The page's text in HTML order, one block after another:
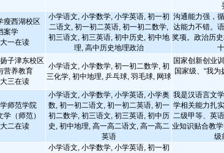
瘦西湖校区
案学
一在读
小学语文, 小学数学, 小学英语, 初一初
二语文, 初一初二英语, 初一初二数学,
初三语文, 初三英语, 初中历史, 初中地
理, 高中历史地理政治
沟通能力强，
达能力不错。
奖项。政治历
子津东校区
营养教育
三在读
小学语文, 小学数学, 初一初二数学, 初
三化学, 初中地理, 乒乓球, 羽毛球, 网球
国家创新创业
国家级、“我
师范学院
（师范）
二在读
小学语文, 小学数学, 小学英语, 小学奥
数, 初一初二语文, 初一初二英语, 初一
初二数学, 初三语文, 初三英语, 初中历
史, 初中地理, 高一高二语文, 高一高二
英语
我是汉语言文
学相关能力扎
二级甲等、英
业知识贴合教
级
小学语文, 小学数学, 小学英语, 初一初